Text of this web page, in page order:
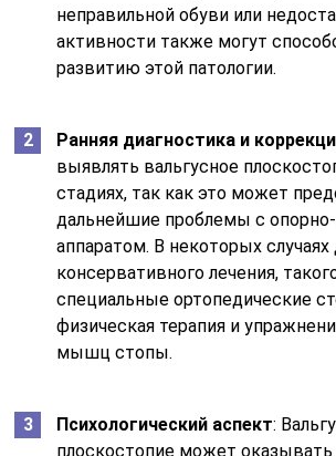
неправильной обуви или
активности также могут
развитию этой патологии.
Ранняя диагностика и
выявлять вальгусное
стадиях, так как это может
дальнейшие проблемы с
аппаратом. В некоторых случаях
консервативного лечения,
специальные ортопедические
физическая терапия и
мышц стопы.
Психологический аспект:
плоскостопие может оказывать